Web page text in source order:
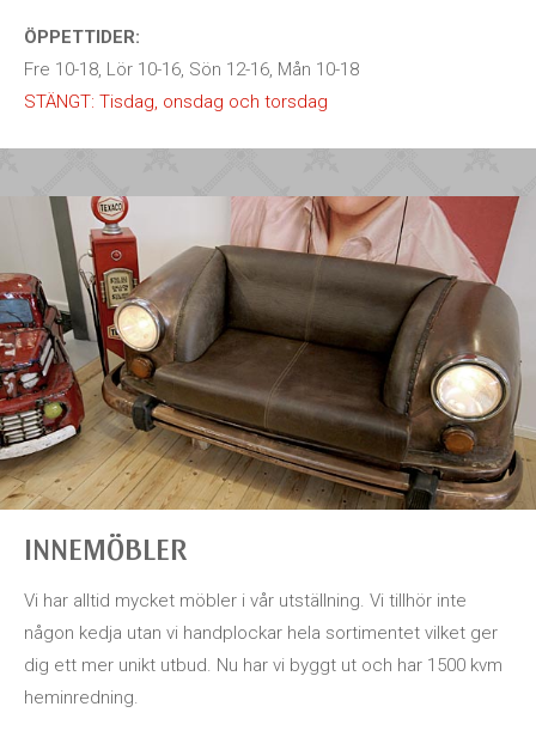
ÖPPETTIDER:
Fre 10-18, Lör 10-16, Sön 12-16, Mån 10-18
STÄNGT: Tisdag, onsdag och torsdag
INNEMÖBLER
Vi har alltid mycket möbler i vår utställning. Vi tillhör inte
någon kedja utan vi handplockar hela sortimentet vilket ger
dig ett mer unikt utbud. Nu har vi byggt ut och har 1500 kvm
heminredning.